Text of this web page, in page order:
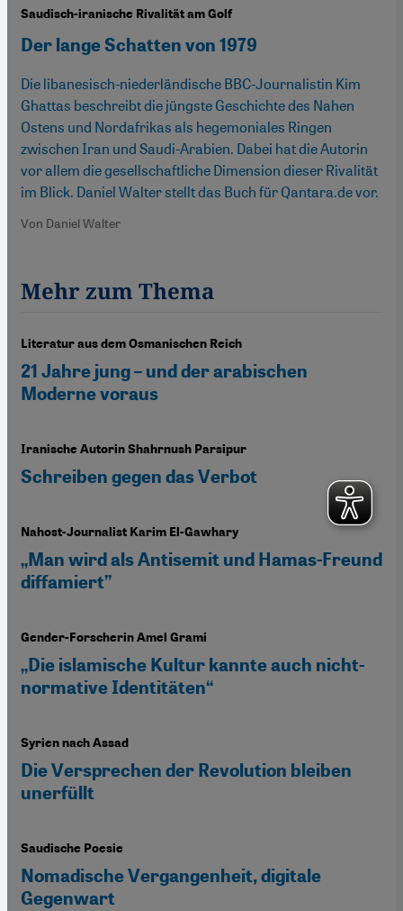
Saudisch-iranische Rivalität am Golf
Der lange Schatten von 1979
Die libanesisch-niederländische BBC-Journalistin Kim
Ghattas beschreibt die jüngste Geschichte des Nahen
Ostens und Nordafrikas als hegemoniales Ringen
zwischen Iran und Saudi-Arabien. Dabei hat die Autorin
vor allem die gesellschaftliche Dimension dieser Rivalität
im Blick. Daniel Walter stellt das Buch für Qantara.de vor.
Von Daniel Walter
Mehr zum Thema
Literatur aus dem Osmanischen Reich
21 Jahre jung – und der arabischen
Moderne voraus
Iranische Autorin Shahrnush Parsipur
Schreiben gegen das Verbot
Nahost-Journalist Karim El-Gawhary
„Man wird als Antisemit und Hamas-Freund
diffamiert”
Gender-Forscherin Amel Grami
„Die islamische Kultur kannte auch nicht-
normative Identitäten“
Syrien nach Assad
Die Versprechen der Revolution bleiben
unerfüllt
Saudische Poesie
Nomadische Vergangenheit, digitale
Gegenwart